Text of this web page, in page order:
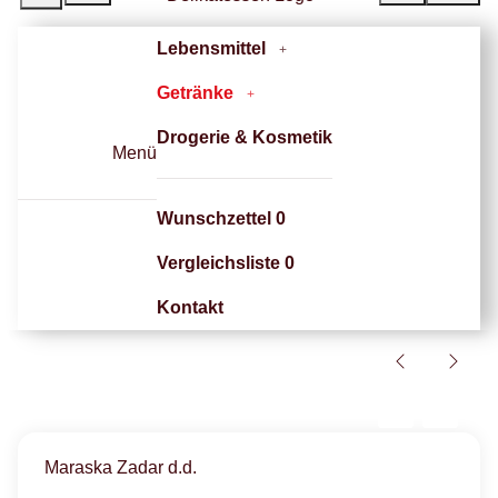
Menü
Lebensmittel
Getränke
Drogerie & Kosmetik
Wunschzettel 0
Vergleichsliste 0
Kontakt
Maraska Zadar d.d.